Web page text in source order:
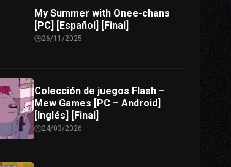
My Summer with Onee-chans
[PC] [Español] [Final]
26/11/2025
Colección de juegos Flash –
Mew Games [PC – Android]
[Inglés] [Final]
24/03/2026